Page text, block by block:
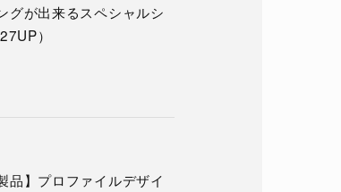
グが出来るスペシャルシ
）
品】プロファイルデザイ